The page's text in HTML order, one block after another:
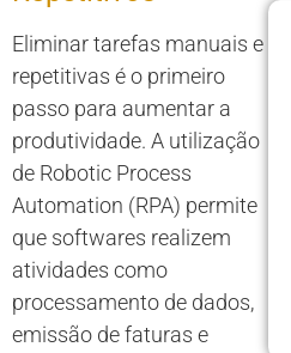
Eliminar tarefas manuais e
repetitivas é o primeiro
passo para aumentar a
produtividade. A utilização
de Robotic Process
Automation (RPA) permite
que softwares realizem
atividades como
processamento de dados,
emissão de faturas e